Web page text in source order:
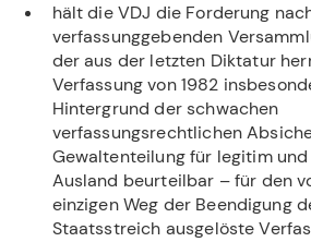
hält die VDJ die Forderung
verfassunggebenden
der aus der letzten Diktatur
Verfassung von 1982
Hintergrund der schwachen
verfassungsrechtlichen
Gewaltenteilung für legitim
Ausland beurteilbar – für den
einzigen Weg der Beendigung
Staatsstreich ausgelöste